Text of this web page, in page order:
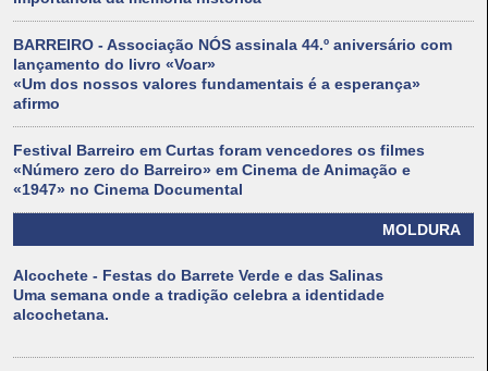
BARREIRO - Associação NÓS assinala 44.º aniversário com
lançamento do livro «Voar»
«Um dos nossos valores fundamentais é a esperança»
afirmo
Festival Barreiro em Curtas foram vencedores os filmes
«Número zero do Barreiro» em Cinema de Animação e
«1947» no Cinema Documental
MOLDURA
Alcochete - Festas do Barrete Verde e das Salinas
Uma semana onde a tradição celebra a identidade
alcochetana.